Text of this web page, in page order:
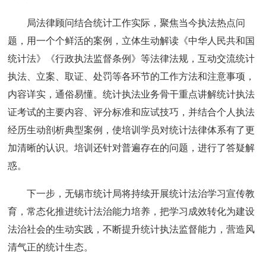
局法律顾问结合统计工作实际，聚焦当今执法热点问
题，用一个个鲜活的案例，立体生动解读《中华人民共和国
统计法》《行政执法监督条例》等法律法规，互动交流统计
执法、立案、取证、处罚等各环节的工作方法和注意事项，
内容详实，通俗易懂。统计执法业务骨干重点讲解统计执法
证考试的主要内容、评分标准和应试技巧，并结合个人执法
经历生动剖析典型案例，使培训学员对统计法律体系有了更
加清晰的认识。培训还针对普遍存在的问题，进行了答疑解
惑。
下一步，无锡市统计局将持续开展统计法治学习宣传教
育，常态化推进统计法治能力培养，把学习成效转化为建设
法治社会的生动实践，不断提升统计执法监督能力，营造风
清气正的统计生态。